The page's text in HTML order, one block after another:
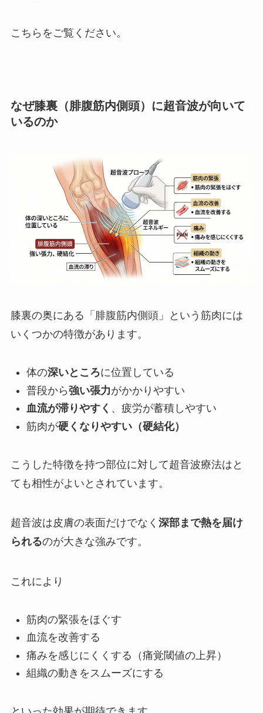
こちらをご覧ください。
なぜ膝裏（腓腹筋内側頭）に超音波が向いて
いるのか
膝裏の奥にある「腓腹筋内側頭」という筋肉には
いくつかの特徴があります。
体の深いところに位置している
普段から強い張力がかかりやすい
血流が滞りやすく 、疲労が蓄積しやすい
筋肉が硬くなりやすい（硬結化）
こうした特徴を持つ部位に対して超音波療法はと
ても相性がよいとされています。
超音波は皮膚の表面だけでなく 深部まで熱を届け
られるのが大きな強みです。
これにより
筋肉の緊張をほぐす
血流を改善する
痛みを感じにくくする（痛覚閾値の上昇）
組織の動きをスムーズにする